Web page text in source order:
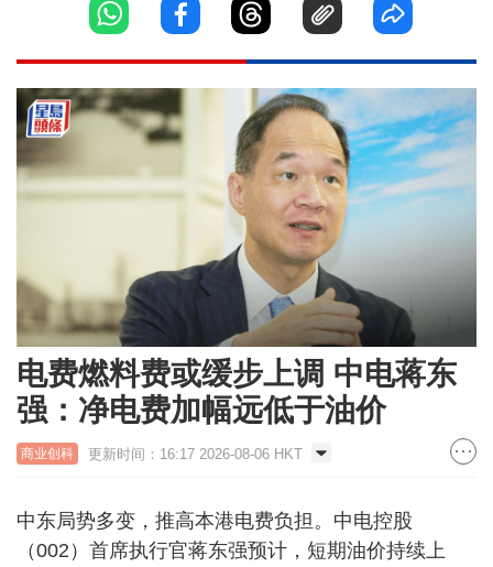
电费燃料费或缓步上调 中电蒋东
强：净电费加幅远低于油价
商业创科 更新时间：16:17 2026-08-06 HKT
中东局势多变，推高本港电费负担。中电控股
（002）首席执行官蒋东强预计，短期油价持续上